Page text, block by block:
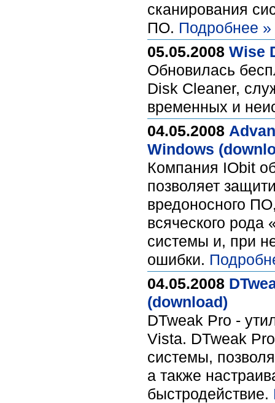
сканирования
ПО. Подробнее »
05.05.2008 Wise
Обновилась
Disk Cleaner,
временных и
04.05.2008
Windows
Компания IObit
позволяет
вредоносного
всяческого
системы и, при
ошибки.
04.05.2008
(download)
DTweak Pro -
Vista. DTweak
системы,
а также
быстродействие.